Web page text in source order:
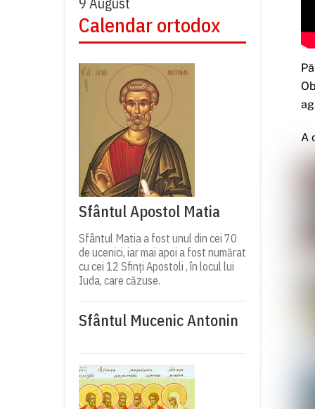
A
Calendar ortodox
Sfântul Apostol Matia
Sfântul Matia a fost unul din cei 70
de ucenici, iar mai apoi a fost numărat
cu cei 12 Sfinți Apostoli , în locul lui
Iuda, care căzuse.
Sfântul Mucenic Antonin